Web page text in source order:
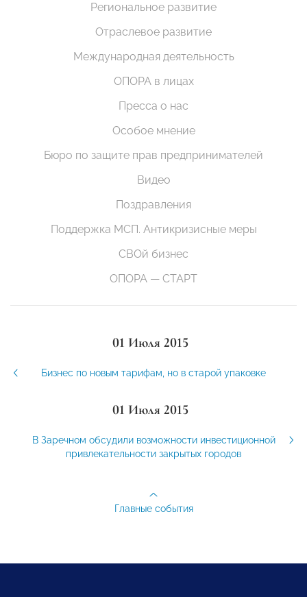
Региональное развитие
Отраслевое развитие
Международная деятельность
ОПОРА в лицах
Пресса о нас
Особое мнение
Бюро по защите прав предпринимателей
Видео
Поздравления
Поддержка МСП. Антикризисные меры
СВОй бизнес
ОПОРА — СТАРТ
01 Июля 2015
Бизнес по новым тарифам, но в старой упаковке
01 Июля 2015
В Заречном обсудили возможности инвестиционной
привлекательности закрытых городов
Главные события